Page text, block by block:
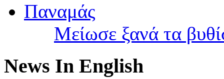
Μείωσε ξανά τα
News In English